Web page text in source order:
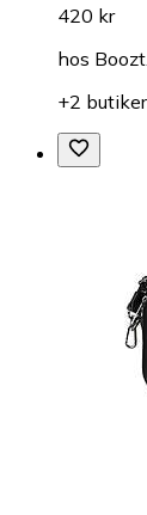
420 kr
hos
+2 butiker